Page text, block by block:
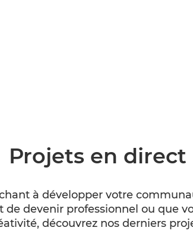
Projets en direct
à développer votre
devenir professionnel ou que
découvrez nos derniers